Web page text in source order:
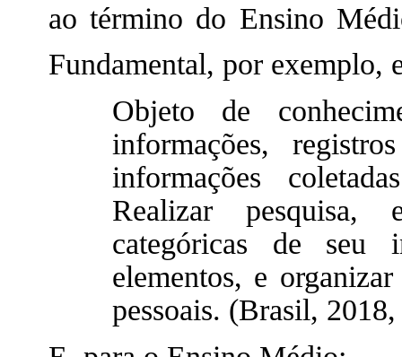
ao término do Ensino
Fundamental, por exemplo,
Objeto de
informações,
informações
Realizar pesquisa,
categóricas de seu
elementos, e
pessoais. (Brasil,